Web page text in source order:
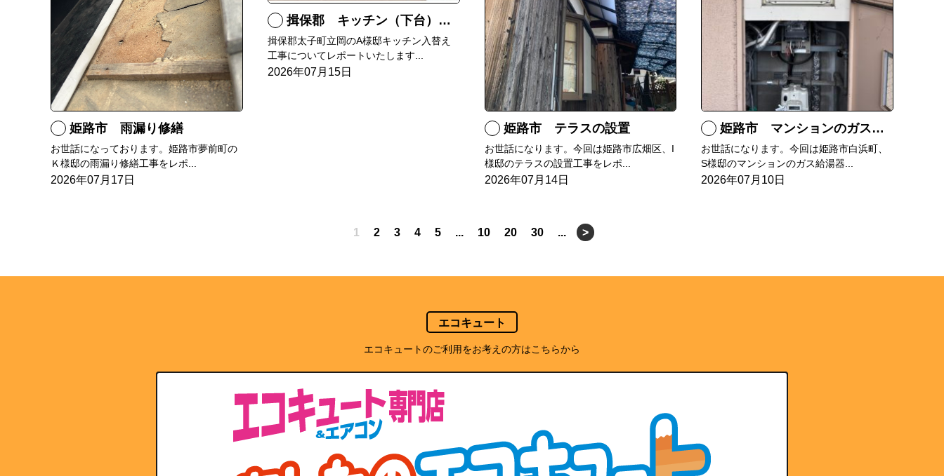
姫路市 雨漏り修繕
お世話になっております。姫路市夢前町の
Ｋ様邸の雨漏り修繕工事をレポ...
2026年07月17日
揖保郡 キッチン（下台）交換
揖保郡太子町立岡のA様邸キッチン入替え
工事についてレポートいたします...
2026年07月15日
姫路市 テラスの設置
お世話になります。今回は姫路市広畑区、I
様邸のテラスの設置工事をレポ...
2026年07月14日
姫路市 マンションのガス給湯器の交換
お世話になります。今回は姫路市白浜町、
S様邸のマンションのガス給湯器...
2026年07月10日
1 2 3 4 5 ... 10 20 30 ... >
エコキュート
エコキュートのご利用をお考えの方はこちらから